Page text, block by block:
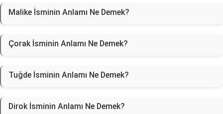
Malike İsminin Anlamı Ne Demek?
Çorak İsminin Anlamı Ne Demek?
Tuğde İsminin Anlamı Ne Demek?
Dirok İsminin Anlamı Ne Demek?